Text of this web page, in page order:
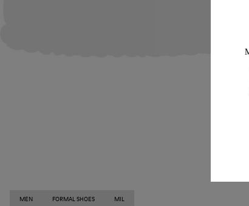
MEN FORMAL SHOES MIL